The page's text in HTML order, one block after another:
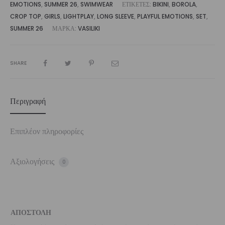
EMOTIONS, SUMMER 26, SWIMWEAR ΕΤΙΚΈΤΕΣ: BIKINI, BOROLA,
CROP TOP, GIRLS, LIGHTPLAY, LONG SLEEVE, PLAYFUL EMOTIONS, SET,
SUMMER 26
ΜΆΡΚΑ: VASILIKI
SHARE
Περιγραφή
Επιπλέον πληροφορίες
Αξιολογήσεις 0
ΑΠΟΣΤΟΛΗ